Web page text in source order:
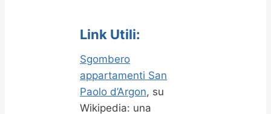
Link Utili:
Sgombero
appartamenti San
Paolo d’Argon, su
Wikipedia: una